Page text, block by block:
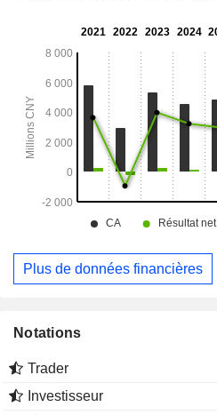
se consacre principalement
La société exerce ses
marchés nationaux et
Plus de données financières
Notations
Trader
Investisseur